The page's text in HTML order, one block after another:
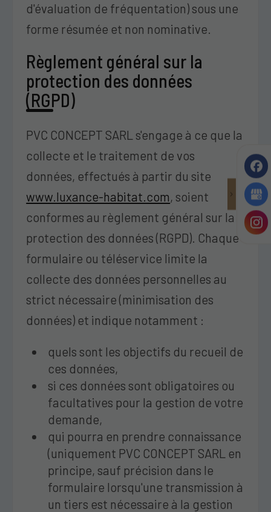
d'évaluation de fréquentation) sous une
forme résumée et non nominative.
Règlement général sur la
protection des données
(RGPD)
PVC CONCEPT SARL s'engage à ce que la
collecte et le traitement de vos
données, effectués à partir du site
www.luxance-habitat.com, soient
conformes au règlement général sur la
protection des données (RGPD). Chaque
formulaire ou téléservice limite la
collecte des données personnelles au
strict nécessaire (minimisation des
données) et indique notamment :
quels sont les objectifs du recueil de
ces données,
si ces données sont obligatoires ou
facultatives pour la gestion de votre
demande,
qui pourra en prendre connaissance
(uniquement PVC CONCEPT SARL en
principe, sauf précision dans le
formulaire lorsqu'une transmission à
un tiers est nécessaire à la gestion